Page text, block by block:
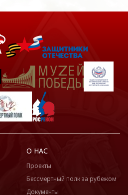
О НАС
Проекты
Бессмертный полк за рубежом
Документы